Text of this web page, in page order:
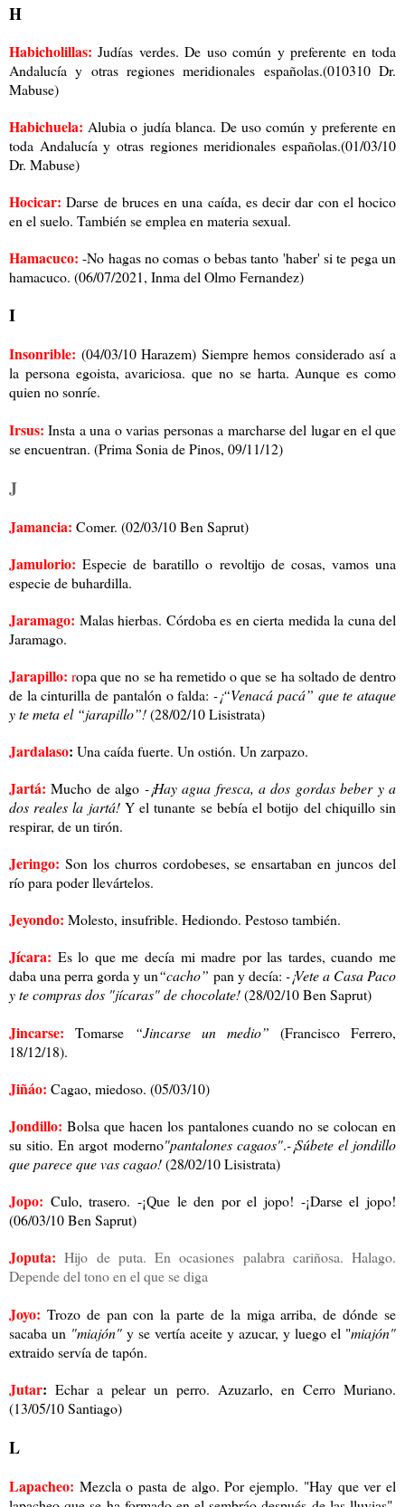
H
Habicholillas: Judías verdes. De uso común y preferente en toda
Andalucía y otras regiones meridionales españolas.(010310 Dr.
Mabuse)
Habichuela: Alubia o judía blanca. De uso común y preferente en
toda Andalucía y otras regiones meridionales españolas.(01/03/10
Dr. Mabuse)
Hocicar: Darse de bruces en una caída, es decir dar con el hocico
en el suelo. También se emplea en materia sexual.
Hamacuco: -No hagas no comas o bebas tanto 'haber' si te pega un
hamacuco. (06/07/2021, Inma del Olmo Fernandez)
I
Insonrible: (04/03/10 Harazem) Siempre hemos considerado así a
la persona egoista, avariciosa. que no se harta. Aunque es como
quien no sonríe.
Irsus: Insta a una o varias personas a marcharse del lugar en el que
se encuentran. (Prima Sonia de Pinos, 09/11/12)
J
Jamancia: Comer. (02/03/10 Ben Saprut)
Jamulorio: Especie de baratillo o revoltijo de cosas, vamos una
especie de buhardilla.
Jaramago: Malas hierbas. Córdoba es en cierta medida la cuna del
Jaramago.
Jarapillo: ropa que no se ha remetido o que se ha soltado de dentro
de la cinturilla de pantalón o falda:-¡“Venacá pacá” que te ataque
y te meta el “jarapillo”!(28/02/10 Lisistrata)
Jardalaso: Una caída fuerte. Un ostión. Un zarpazo.
Jartá: Mucho de algo -¡Hay agua fresca, a dos gordas beber y a
dos reales la jartá! Y el tunante se bebía el botijo del chiquillo sin
respirar, de un tirón.
Jeringo: Son los churros cordobeses, se ensartaban en juncos del
río para poder llevártelos.
Jeyondo: Molesto, insufrible. Hediondo. Pestoso también.
Jícara: Es lo que me decía mi madre por las tardes, cuando me
daba una perra gorda y un“cacho” pan y decía: -¡Vete a Casa Paco
y te compras dos "jícaras" de chocolate!(28/02/10 Ben Saprut)
Jincarse: Tomarse “Jincarse un medio” (Francisco Ferrero,
18/12/18).
Jiñáo: Cagao, miedoso. (05/03/10)
Jondillo: Bolsa que hacen los pantalones cuando no se colocan en
su sitio. En argot moderno"pantalones cagaos".-¡Súbete el jondillo
que parece que vas cagao!(28/02/10 Lisistrata)
Jopo: Culo, trasero. -¡Que le den por el jopo! -¡Darse el jopo!
(06/03/10 Ben Saprut)
Joputa:Hijo de puta. En ocasiones palabra cariñosa. Halago.
Depende del tono en el que se diga
Joyo: Trozo de pan con la parte de la miga arriba, de dónde se
sacaba un "miajón" y se vertía aceite y azucar, y luego el "miajón"
extraido servía de tapón.
Jutar: Echar a pelear un perro. Azuzarlo, en Cerro Muriano.
(13/05/10 Santiago)
L
Lapacheo: Mezcla o pasta de algo. Por ejemplo. "Hay que ver el